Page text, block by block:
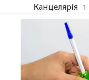
Канцелярія 1